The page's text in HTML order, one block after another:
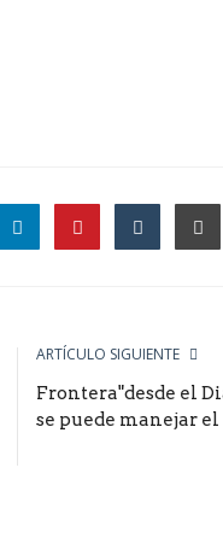
ARTÍCULO SIGUIENTE
Frontera"desde el
se puede manejar